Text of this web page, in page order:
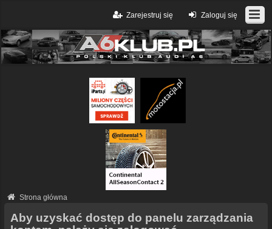
Zaloguj się
Zarejestruj się
Strona główna
Aby uzyskać dostęp do panelu zarządzania